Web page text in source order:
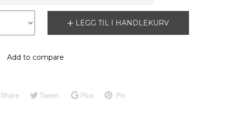
LEGG TIL I HANDLEKURV
Add to compare
Share Tweet Plus Pin